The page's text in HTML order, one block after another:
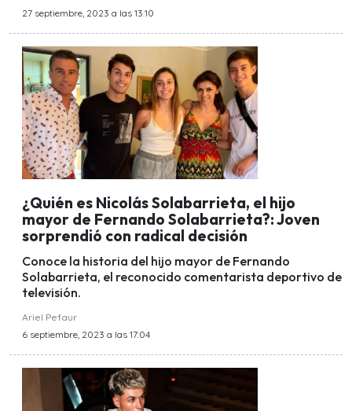
27 septiembre, 2023 a las 13:10
¿Quién es Nicolás Solabarrieta, el hijo
mayor de Fernando Solabarrieta?: Joven
sorprendió con radical decisión
Conoce la historia del hijo mayor de Fernando
Solabarrieta, el reconocido comentarista deportivo de
televisión.
Ariel Pefaur
6 septiembre, 2023 a las 17:04